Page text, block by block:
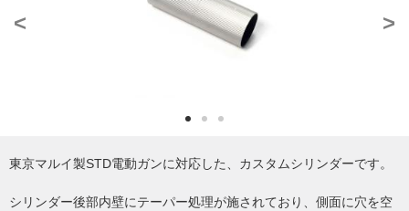
< >
東京マルイ製STD電動ガンに対応した、カスタムシリンダーです。
シリンダー後部内壁にテーパー処理が施されており、側面に穴を空